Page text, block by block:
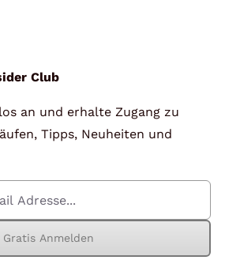
Kontakt
Mein Konto
Club
an und erhalte Zugang zu
Tipps, Neuheiten und
Gratis Anmelden